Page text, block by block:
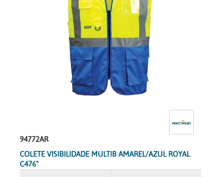
94772AR
COLETE VISIBILIDADE MULTIB AMAREL/AZUL ROYAL
C476"